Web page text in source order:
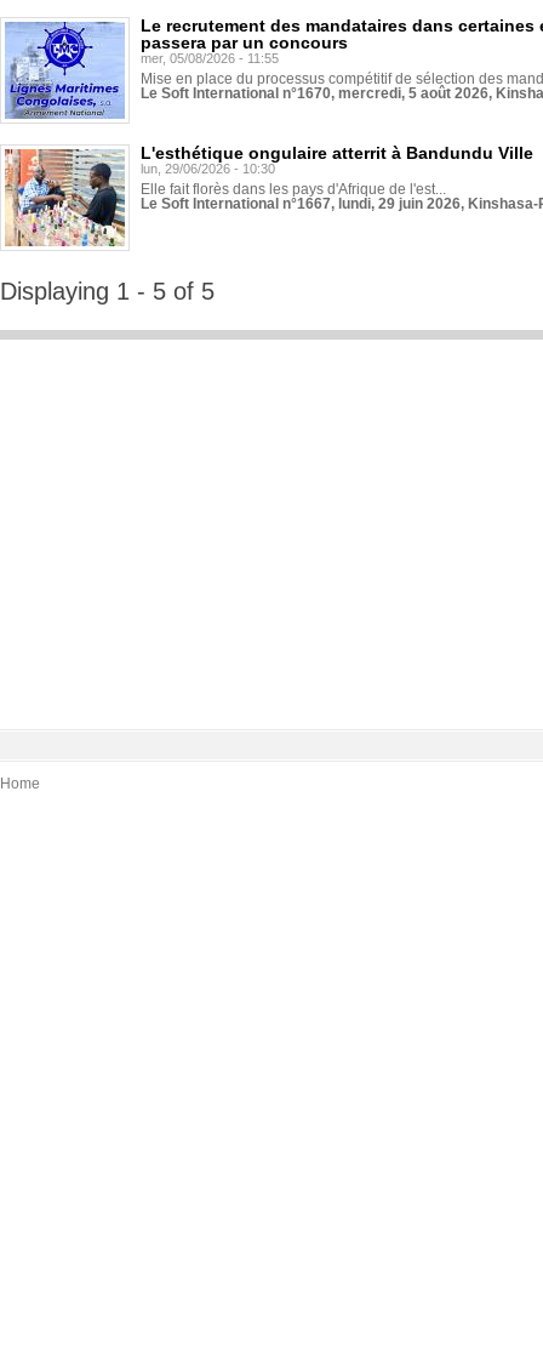
Le recrutement des mandataires dans
passera par un concours
mer, 05/08/2026 - 11:55
Mise en place du processus compétitif de sélection des
Le Soft International n°1670, mercredi, 5 août 2026,
L'esthétique ongulaire atterrit à Bandundu Ville
lun, 29/06/2026 - 10:30
Elle fait florès dans les pays d'Afrique de l'est...
Le Soft International n°1667, lundi, 29 juin 2026,
Displaying 1 - 5 of 5
Home